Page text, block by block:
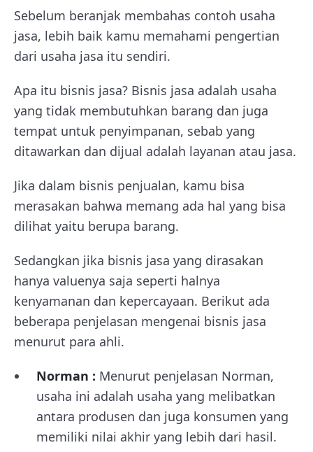
Sebelum beranjak membahas contoh usaha
jasa, lebih baik kamu memahami pengertian
dari usaha jasa itu sendiri.
Apa itu bisnis jasa? Bisnis jasa adalah usaha
yang tidak membutuhkan barang dan juga
tempat untuk penyimpanan, sebab yang
ditawarkan dan dijual adalah layanan atau jasa.
Jika dalam bisnis penjualan, kamu bisa
merasakan bahwa memang ada hal yang bisa
dilihat yaitu berupa barang.
Sedangkan jika bisnis jasa yang dirasakan
hanya valuenya saja seperti halnya
kenyamanan dan kepercayaan. Berikut ada
beberapa penjelasan mengenai bisnis jasa
menurut para ahli.
Norman : Menurut penjelasan Norman,
usaha ini adalah usaha yang melibatkan
antara produsen dan juga konsumen yang
memiliki nilai akhir yang lebih dari hasil.